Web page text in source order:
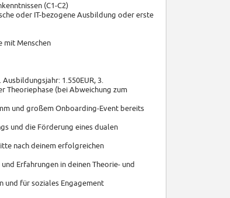
(C1-C2)
oder IT-bezogene Ausbildung oder erste
mit Menschen
1.550EUR, 3.
Theoriephase (bei Abweichung zum
und großem Onboarding-Event bereits
und die Förderung eines dualen
nach deinem erfolgreichen
Erfahrungen in deinen Theorie- und
und für soziales Engagement